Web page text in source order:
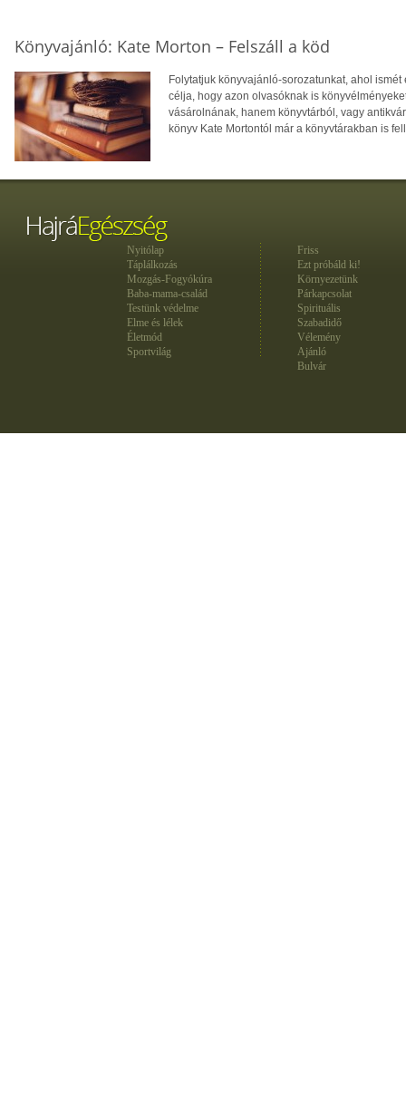
Könyvajánló: Kate Morton – Felszáll a köd
Folytatjuk könyvajánló-sorozatunkat, ahol
célja, hogy azon olvasóknak is
vásárolnának, hanem könyvtárból, vagy
könyv Kate Mortontól már a könyvtárakban is
Nyitólap
Táplálkozás
Mozgás-Fogyókúra
Baba-mama-család
Testünk védelme
Elme és lélek
Életmód
Sportvilág
Friss
Ezt próbáld ki!
Környezetünk
Párkapcsolat
Spirituális
Szabadidő
Vélemény
Ajánló
Bulvár